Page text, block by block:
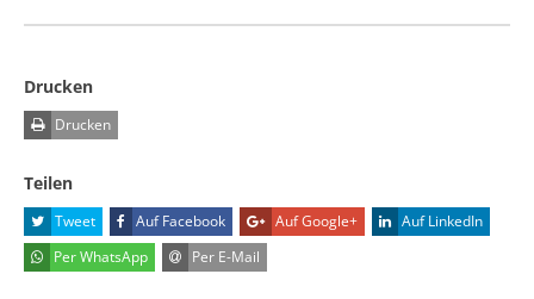
Drucken
Drucken
Teilen
Tweet Auf Facebook Auf Google+
Auf LinkedIn
Per WhatsApp
Per E-Mail